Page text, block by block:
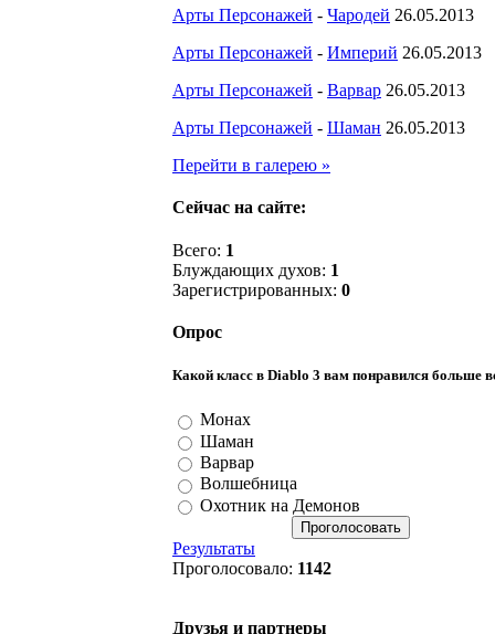
Арты Персонажей - Чародей 26.05.2013
Арты Персонажей - Империй 26.05.2013
Арты Персонажей - Варвар 26.05.2013
Арты Персонажей - Шаман 26.05.2013
Перейти в галерею »
Сейчас на сайте:
Всего: 1
Блуждающих духов: 1
Зарегистрированных: 0
Опрос
Какой класс в Diablo 3 вам понравился больше
Монах
Шаман
Варвар
Волшебница
Охотник на Демонов
Результаты
Проголосовало: 1142
Друзья и партнеры